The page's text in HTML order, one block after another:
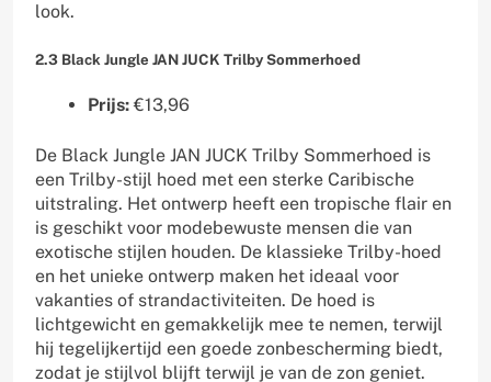
look.
2.3 Black Jungle JAN JUCK Trilby Sommerhoed
Prijs:€13,96
De Black Jungle JAN JUCK Trilby Sommerhoed is
een Trilby-stijl hoed met een sterke Caribische
uitstraling. Het ontwerp heeft een tropische flair en
is geschikt voor modebewuste mensen die van
exotische stijlen houden. De klassieke Trilby-hoed
en het unieke ontwerp maken het ideaal voor
vakanties of strandactiviteiten. De hoed is
lichtgewicht en gemakkelijk mee te nemen, terwijl
hij tegelijkertijd een goede zonbescherming biedt,
zodat je stijlvol blijft terwijl je van de zon geniet.